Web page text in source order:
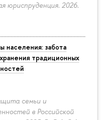
юриспруденция. 2026.
населения: забота
традиционных
семьи и
в Российской